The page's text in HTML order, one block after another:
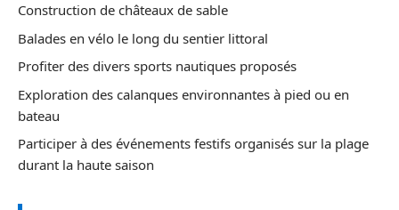
Construction de châteaux de sable
Balades en vélo le long du sentier littoral
Profiter des divers sports nautiques proposés
Exploration des calanques environnantes à pied ou en
bateau
Participer à des événements festifs organisés sur la plage
durant la haute saison